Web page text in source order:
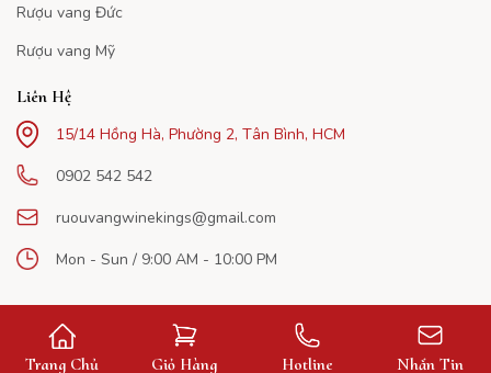
Rượu vang Đức
Rượu vang Mỹ
Liên Hệ
15/14 Hồng Hà, Phường 2, Tân Bình, HCM
0902 542 542
ruouvangwinekings@gmail.com
Mon - Sun / 9:00 AM - 10:00 PM
Trang Chủ Giỏ Hàng Hotline Nhắn Tin